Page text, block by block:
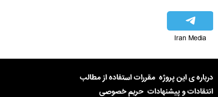
Iran Media
درباره ی این پروژه مقررات استفاده از مطالب
انتقادات و پیشنهادات حریم خصوصی